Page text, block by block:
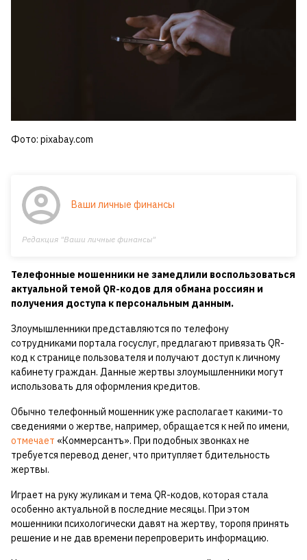
Фото: pixabay.com
Ваши личные финансы
Редакция "Ваши личные финансы"
Телефонные мошенники не замедлили воспользоваться
актуальной темой QR-кодов для обмана россиян и
получения доступа к персональным данным.
Злоумышленники представляются по телефону
сотрудниками портала госуслуг, предлагают привязать QR-
код к странице пользователя и получают доступ к личному
кабинету граждан. Данные жертвы злоумышленники могут
использовать для оформления кредитов.
Обычно телефонный мошенник уже располагает какими-то
сведениями о жертве, например, обращается к ней по имени,
отмечает «Коммерсантъ». При подобных звонках не
требуется перевод денег, что притупляет бдительность
жертвы.
Играет на руку жуликам и тема QR-кодов, которая стала
особенно актуальной в последние месяцы. При этом
мошенники психологически давят на жертву, торопя принять
решение и не дав времени перепроверить информацию.